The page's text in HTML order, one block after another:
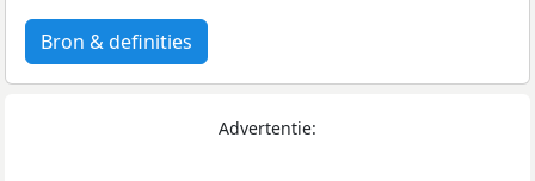
Bron & definities
Advertentie: